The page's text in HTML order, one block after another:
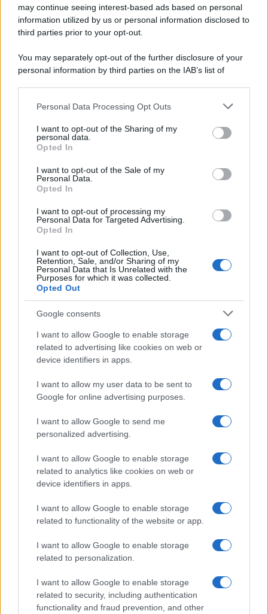
may continue seeing interest-based ads based on personal
information utilized by us or personal information disclosed to
third parties prior to your opt-out.
You may separately opt-out of the further disclosure of your
personal information by third parties on the IAB’s list of
This information may also be disclosed by us to third parties
disclose it to other third parties.
Please note that this website/app uses one or more Google
services and may gather and store information including but
not limited to your visit or usage behaviour. You may click to
grant or deny consent to Google and its third-party tags to
consent section.
Personal Data Processing Opt Outs
I want to opt-out of the Sharing of my
personal data.
Opted In
I want to opt-out of the Sale of my
Personal Data.
Opted In
I want to opt-out of processing my
Personal Data for Targeted Advertising.
Opted In
I want to opt-out of Collection, Use,
Retention, Sale, and/or Sharing of my
Personal Data that Is Unrelated with the
Purposes for which it was collected.
Opted Out
Google consents
I want to allow Google to enable storage
related to advertising like cookies on web or
device identifiers in apps.
I want to allow my user data to be sent to
Google for online advertising purposes.
I want to allow Google to send me
personalized advertising.
I want to allow Google to enable storage
related to analytics like cookies on web or
device identifiers in apps.
I want to allow Google to enable storage
related to functionality of the website or app.
I want to allow Google to enable storage
related to personalization.
I want to allow Google to enable storage
related to security, including authentication
functionality and fraud prevention, and other
Circa il 20% riguarda l'abbigliamento. Sempre più successo per i
capi di seconda mano e per l'abbigliamento sportivo. Ad attrarre i
consumatori è anche il gorpcore, la tendenza ad abbinare
Il caso /
Trump ha quasi esaurito l'arsenale Usa, ma il
tycoon smentisce
La banca /Caso Mps: i pm milanesi ora vogliono vederci
La data /L'8 agosto, quando la memoria dovrebbe insegnarci
qualcosa
Facebook
Cookie Policy
Syndication
Globalist
Globalscience
Globalsport
Culture
Salute
Megachip
GiULia
Prima Pagina
Giornale dello
Spettacolo
Wondernet